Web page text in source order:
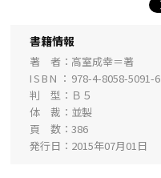
書籍情報
著 者
高室成幸＝著
ISBN
978-4-8058-5091-6
判 型
Ｂ５
体 裁
並製
頁 数
386
発行日
2015年07月01日